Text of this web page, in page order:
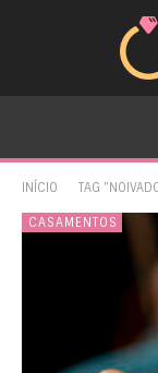
INÍCIO TAG
CASAMENTOS